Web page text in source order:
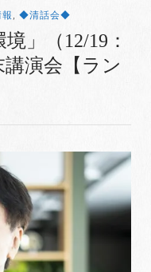
, ◆清話会◆
」（12/19：
演会【ラン